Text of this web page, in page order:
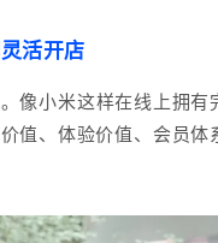
活开店
像小米这样在线上拥有
值、体验价值、会员